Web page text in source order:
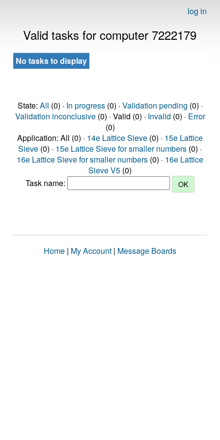
log in
Valid tasks for computer 7222179
No tasks to display
State: All (0) · In progress(0) · Validation pending (0) ·
Validation inconclusive(0) · Valid (0) · Invalid (0) · Error
(0)
Application: All (0) · 14e Lattice Sieve (0) · 15e Lattice
Sieve (0) · 15e Lattice Sieve for smaller numbers (0) ·
16e Lattice Sieve for smaller numbers (0) · 16e Lattice
Sieve V5 (0)
Task name:
Home | My Account | Message Boards